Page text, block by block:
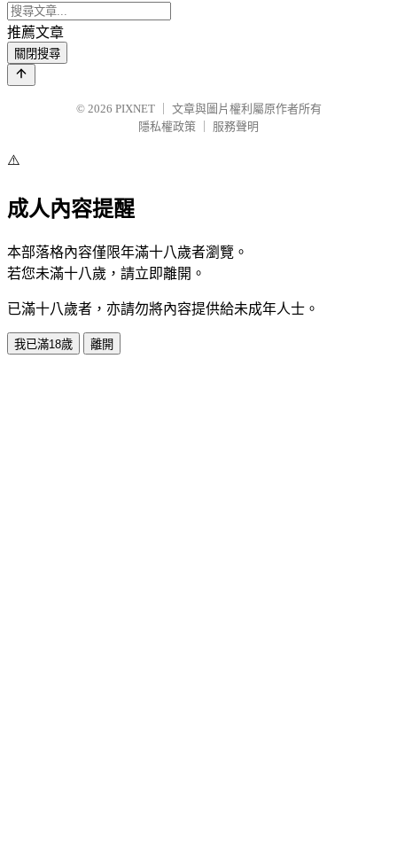
推薦文章
關閉搜尋
© 2026 PIXNET
文章與圖片權利屬原作者所有
隱私權政策
服務聲明
⚠️
成人內容提醒
本部落格內容僅限年滿十八歲者瀏覽。
若您未滿十八歲，請立即離開。
已滿十八歲者，亦請勿將內容提供給未成年人士。
我已滿18歲 離開